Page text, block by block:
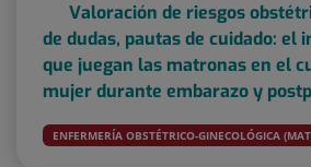
Valoración de riesgos
de dudas, pautas de cuidado: el
que juegan las matronas en el
mujer durante embarazo y
ENFERMERÍA OBSTÉTRICO-GINECOLÓGICA